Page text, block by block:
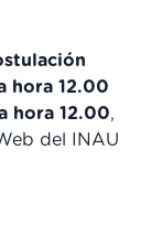
hora 12.00
hora 12.00,
del INAU